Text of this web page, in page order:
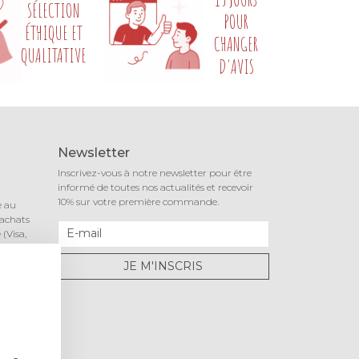
SÉLECTION
ÉTHIQUE ET
QUALITATIVE
POUR
CHANGER
D'AVIS
au
Newsletter
Inscrivez-vous à notre newsletter pour être
informé de toutes nos actualités et recevoir
10% sur votre première commande.
JE M'INSCRIS